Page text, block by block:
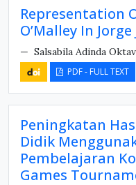
Representation
O’Malley In
Salsabila Adinda
PDF - FULL TEXT
Peningkatan
Didik
Pembelajaran
Games